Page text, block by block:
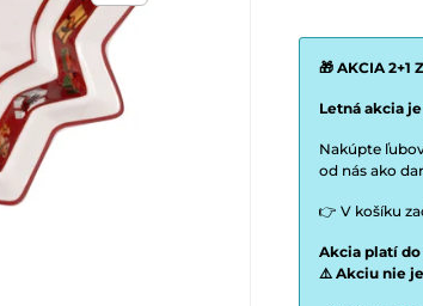
🎁 AKCIA
Letná akcia
Nakúpte
od nás ako
👉 V košíku
Akcia platí do
⚠️ Akciu nie